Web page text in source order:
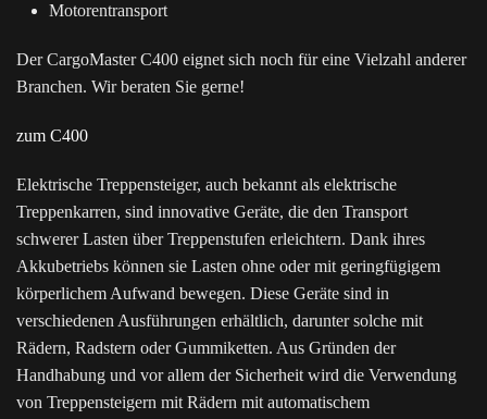
Motorentransport
Der CargoMaster C400 eignet sich noch für eine Vielzahl anderer
Branchen. Wir beraten Sie gerne!
zum C400
Elektrische Treppensteiger, auch bekannt als elektrische
Treppenkarren, sind innovative Geräte, die den Transport
schwerer Lasten über Treppenstufen erleichtern. Dank ihres
Akkubetriebs können sie Lasten ohne oder mit geringfügigem
körperlichem Aufwand bewegen. Diese Geräte sind in
verschiedenen Ausführungen erhältlich, darunter solche mit
Rädern, Radstern oder Gummiketten. Aus Gründen der
Handhabung und vor allem der Sicherheit wird die Verwendung
von Treppensteigern mit Rädern mit automatischem